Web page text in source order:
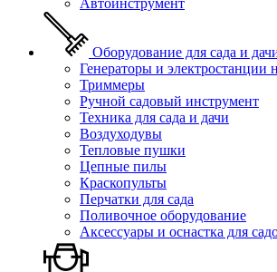
Автоинструмент
Оборудование для сада и
Генераторы и электростанции
Триммеры
Ручной садовый инструмент
Техника для сада и дачи
Воздуходувы
Тепловые пушки
Цепные пилы
Краскопульты
Перчатки для сада
Поливочное оборудование
Аксессуары и оснастка для